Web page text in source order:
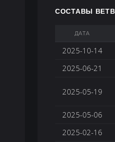
СОСТАВЫ
ДАТА
2025-10-14
2025-06-21
2025-05-19
2025-05-06
2025-02-16